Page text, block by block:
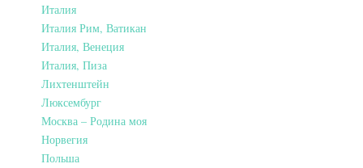
Италия
Италия Рим, Ватикан
Италия, Венеция
Италия, Пиза
Лихтенштейн
Люксембург
Москва – Родина моя
Норвегия
Польша